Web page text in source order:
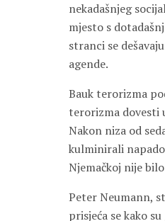
nekadašnjeg
mjesto s
stranci se
agende.
Bauk terorizma
terorizma dovesti
Nakon niza od
kulminirali
Njemačkoj nije
Peter Neumann,
prisjeća se kako